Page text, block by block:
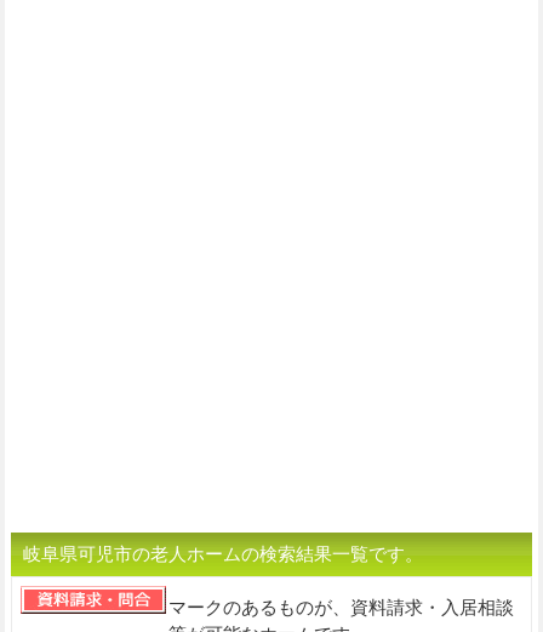
岐阜県可児市の老人ホームの検索結果一覧です。
マークのあるものが、資料請求・入居相談